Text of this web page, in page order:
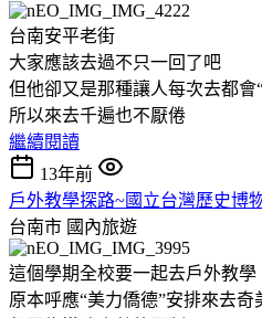
台南安平老街
大家應該去過不只一回了吧
但他卻又是那種讓人每次去都會
所以來去千遍也不厭倦
繼續閱讀
13年前
戶外教學探路~國立台灣歷史博
台南市 國內旅遊
這個學期全校要一起去戶外教學
原本呼應“美力僑德”安排來去奇